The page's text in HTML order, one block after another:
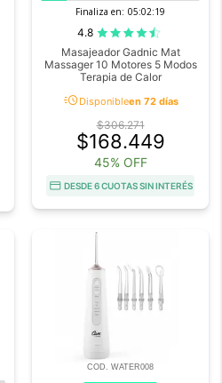
Finaliza en: 05:02:18
4.8
Masajeador Gadnic Mat
Massager 10 Motores 5 Modos
Terapia de Calor
acuteDisponibleen 72 días
$306.271
$168.449
45% OFF
DESDE 6 CUOTAS SIN INTERÉS
COD. WATER008